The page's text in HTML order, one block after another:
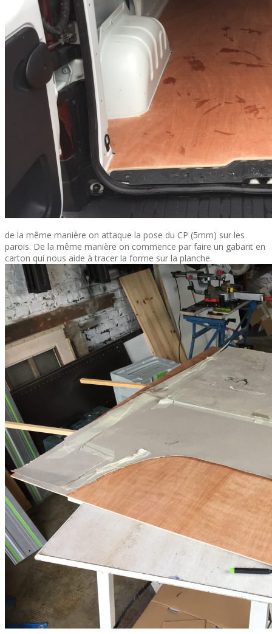
de la même manière on attaque la pose du CP (5mm) sur les
parois. De la même manière on commence par faire un gabarit en
carton qui nous aide à tracer la forme sur la planche.